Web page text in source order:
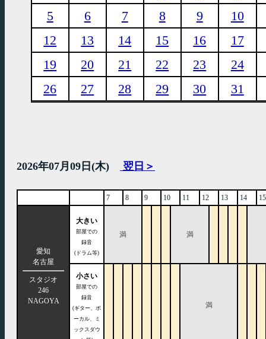
5
6 7 8 9
10
12
13 14 15 16
17
19
20 21 22 23
24
26
27 28 29 30 31
2026年07月09日(木) 翌日＞
7 8 9 10 11 12 13 14 15
愛知
名古屋
スタジオ
246
NAGOYA
大きい
部屋での
録音
(ドラム等)
満 満
小さい
部屋での
録音
(ギター、ボ
ーカル、ミ
ックスダウ
満